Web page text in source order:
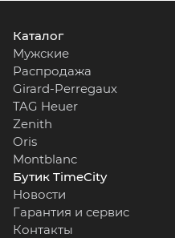
Каталог
Мужские
Распродажа
Girard-Perregaux
TAG Heuer
Zenith
Oris
Montblanc
Бутик TimeCity
Новости
Гарантия и сервис
Контакты